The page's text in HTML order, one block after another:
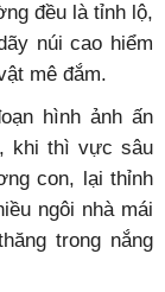
đều là tỉnh lộ,
núi cao hiểm
mê đắm.
hình ảnh ấn
khi thì vực sâu
con, lại thỉnh
ngôi nhà mái
trong nắng